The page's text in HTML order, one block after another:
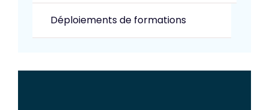
Déploiements de formations